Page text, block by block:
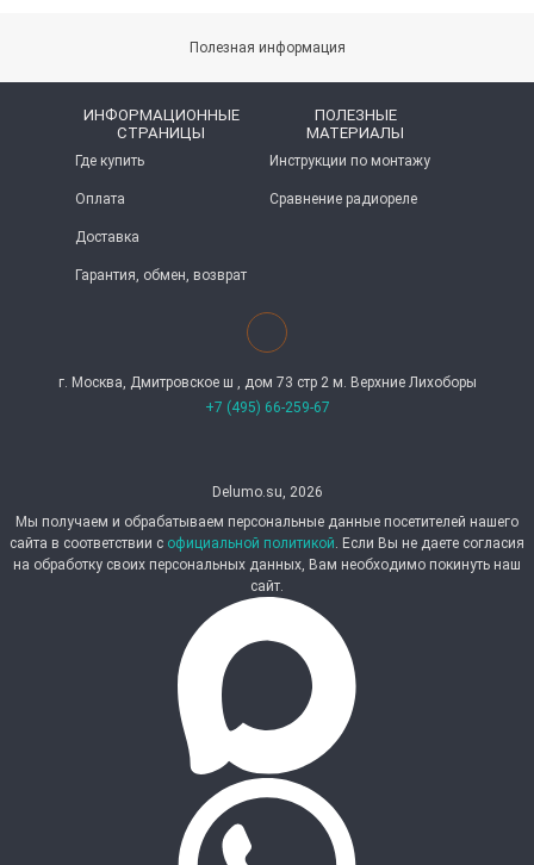
Полезная информация
ИНФОРМАЦИОННЫЕ
СТРАНИЦЫ
Где купить
Оплата
Доставка
Гарантия, обмен, возврат
ПОЛЕЗНЫЕ
МАТЕРИАЛЫ
Инструкции по монтажу
Сравнение радиореле
г. Москва, Дмитровское ш , дом 73 стр 2 м. Верхние Лихоборы
+7 (495) 66-259-67
Delumo.su, 2026
Мы получаем и обрабатываем персональные данные посетителей нашего
сайта в соответствии с официальной политикой. Если Вы не даете согласия
на обработку своих персональных данных, Вам необходимо покинуть наш
сайт.